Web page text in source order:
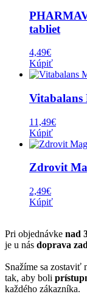
tabliet
4,49€
Kúpiť
Vitabalans
11,49€
Kúpiť
Zdrovit
2,49€
Kúpiť
Pri objednávke nad
je u nás doprava
Snažíme sa zostaviť
tak, aby boli
každého zákazníka.